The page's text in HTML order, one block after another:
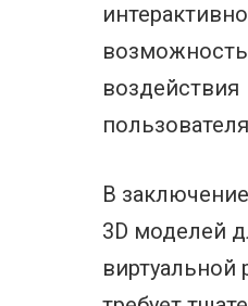
возможность
воздействия
В
3D моделей
виртуальной